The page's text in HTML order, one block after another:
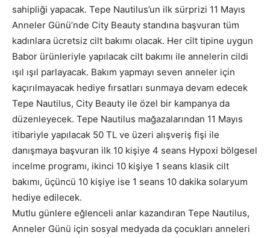
sahipliği yapacak. Tepe Nautilus’un ilk sürprizi 11 Mayıs
Anneler Günü’nde City Beauty standına başvuran tüm
kadınlara ücretsiz cilt bakımı olacak. Her cilt tipine uygun
Babor ürünleriyle yapılacak cilt bakımı ile annelerin cildi
ışıl ışıl parlayacak. Bakım yapmayı seven anneler için
kaçırılmayacak hediye fırsatları sunmaya devam edecek
Tepe Nautilus, City Beauty ile özel bir kampanya da
düzenleyecek. Tepe Nautilus mağazalarından 11 Mayıs
itibariyle yapılacak 50 TL ve üzeri alışveriş fişi ile
danışmaya başvuran ilk 10 kişiye 4 seans Hypoxi bölgesel
incelme programı, ikinci 10 kişiye 1 seans klasik cilt
bakımı, üçüncü 10 kişiye ise 1 seans 10 dakika solaryum
hediye edilecek.
Mutlu günlere eğlenceli anlar kazandıran Tepe Nautilus,
Anneler Günü için sosyal medyada da çocukları anneleri